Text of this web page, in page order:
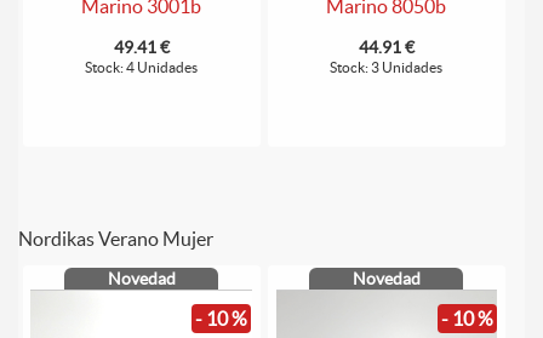
Marino 3001b
49.41 €
Stock: 4 Unidades
Marino 8050b
44.91 €
Stock: 3 Unidades
Nordikas Verano Mujer
Novedad
- 10 %
Novedad
- 10 %